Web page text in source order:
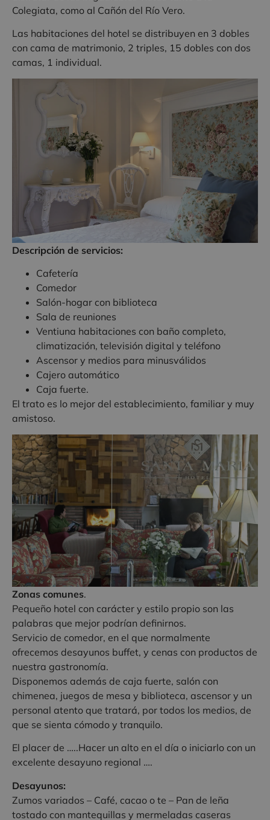
Colegiata, como al Cañón del Río Vero.
Las habitaciones del hotel se distribuyen en 3 dobles
con cama de matrimonio, 2 triples, 15 dobles con dos
camas, 1 individual.
Descripción de servicios:
Cafetería
Comedor
Salón-hogar con biblioteca
Sala de reuniones
Ventiuna habitaciones con baño completo,
climatización, televisión digital y teléfono
Ascensor y medios para minusválidos
Cajero automático
Caja fuerte.
El trato es lo mejor del establecimiento, familiar y muy
amistoso.
Zonas comunes.
Pequeño hotel con carácter y estilo propio son las
palabras que mejor podrían definirnos.
Servicio de comedor, en el que normalmente
ofrecemos desayunos buffet, y cenas con productos de
nuestra gastronomía.
Disponemos además de caja fuerte, salón con
chimenea, juegos de mesa y biblioteca, ascensor y un
personal atento que tratará, por todos los medios, de
que se sienta cómodo y tranquilo.
El placer de …..Hacer un alto en el día o iniciarlo con un
excelente desayuno regional ….
Desayunos:
Zumos variados – Café, cacao o te – Pan de leña
tostado con mantequillas y mermeladas caseras